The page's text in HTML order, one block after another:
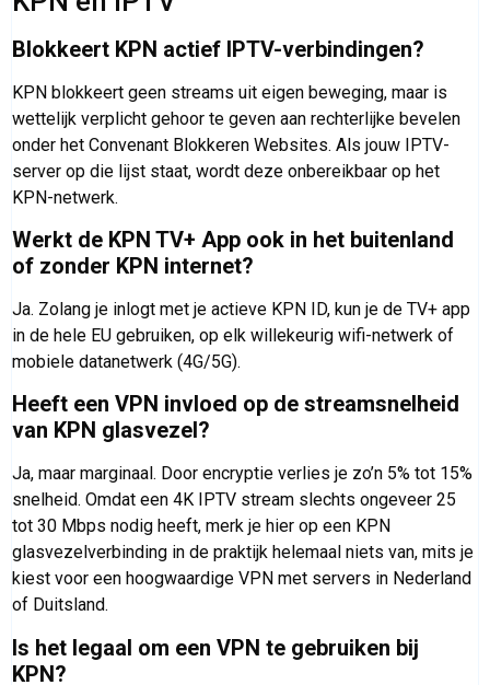
Blokkeert KPN actief IPTV-verbindingen?
KPN blokkeert geen streams uit eigen beweging, maar is
wettelijk verplicht gehoor te geven aan rechterlijke bevelen
onder het Convenant Blokkeren Websites. Als jouw IPTV-
server op die lijst staat, wordt deze onbereikbaar op het
KPN-netwerk.
Werkt de KPN TV+ App ook in het buitenland
of zonder KPN internet?
Ja. Zolang je inlogt met je actieve KPN ID, kun je de TV+ app
in de hele EU gebruiken, op elk willekeurig wifi-netwerk of
mobiele datanetwerk (4G/5G).
Heeft een VPN invloed op de streamsnelheid
van KPN glasvezel?
Ja, maar marginaal. Door encryptie verlies je zo’n 5% tot 15%
snelheid. Omdat een 4K IPTV stream slechts ongeveer 25
tot 30 Mbps nodig heeft, merk je hier op een KPN
glasvezelverbinding in de praktijk helemaal niets van, mits je
kiest voor een hoogwaardige VPN met servers in Nederland
of Duitsland.
Is het legaal om een VPN te gebruiken bij
KPN?